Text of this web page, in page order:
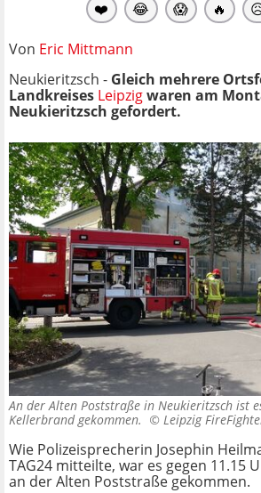
❤️ 😂 😱 🔥
Von Eric Mittmann
Neukieritzsch - Gleich mehrere
Landkreises Leipzigwaren am
Neukieritzsch gefordert.
An der Alten Poststraße in Neukieritzsch ist
Kellerbrand gekommen. © Leipzig
Wie Polizeisprecherin Josephin
TAG24 mitteilte, war es gegen 11.15
an der Alten Poststraße gekommen.